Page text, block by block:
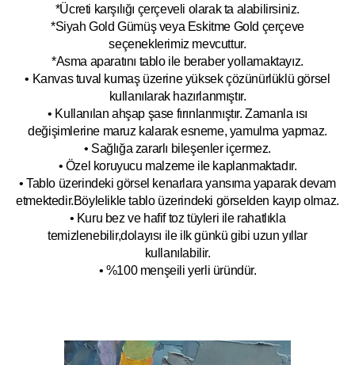
*Ücreti karşılığı çerçeveli olarak ta alabilirsiniz.
*Siyah Gold Gümüş veya Eskitme Gold çerçeve
seçeneklerimiz mevcuttur.
*Asma aparatını tablo ile beraber yollamaktayız.
• Kanvas tuval kumaş üzerine yüksek çözünürlüklü görsel
kullanılarak hazırlanmıştır.
• Kullanılan ahşap şase fırınlanmıştır. Zamanla ısı
değişimlerine maruz kalarak esneme, yamulma yapmaz.
• Sağlığa zararlı bileşenler içermez.
• Özel koruyucu malzeme ile kaplanmaktadır.
• Tablo üzerindeki görsel kenarlara yansıma yaparak devam
etmektedir.Böylelikle tablo üzerindeki görselden kayıp olmaz.
• Kuru bez ve hafif toz tüyleri ile rahatlıkla
temizlenebilir,dolayısı ile ilkgünkü gibi uzun yıllar
kullanılabilir.
• %100 menşeili yerli üründür.